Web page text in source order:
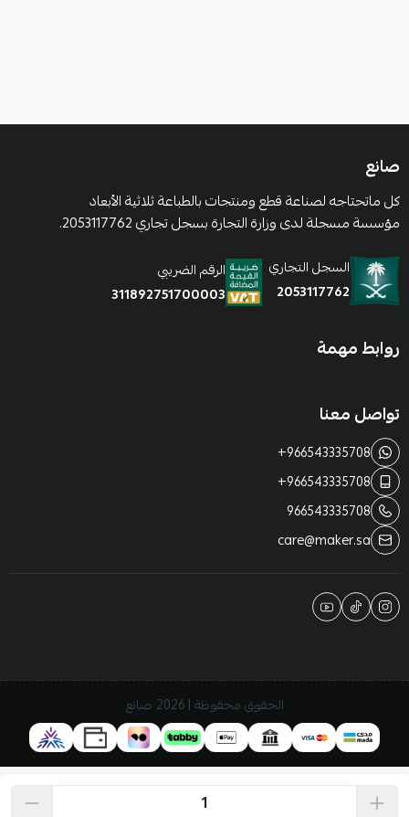
صانع
كل ماتحتاجه لصناعة قطع ومنتجات بالطباعة ثلاثية الأبعاد
مؤسسة مسجلة لدى وزارة التجارة بسجل تجاري 2053117762.
السجل التجاري
2053117762
الرقم الضريبي
311892751700003
روابط مهمة
تواصل معنا
+966543335708
+966543335708
966543335708
care@maker.sa
الحقوق محفوظة | 2026 صانع